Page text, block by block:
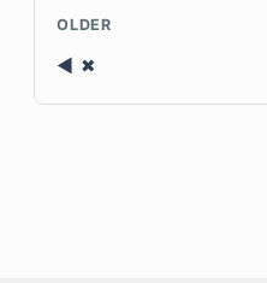
OLDER
✖